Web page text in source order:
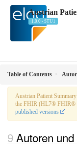
Austrian
1.0.0 - STU1
Table of Contents
Austrian Patient
the FHIR (HL7® FHIR®
published versions
Autoren